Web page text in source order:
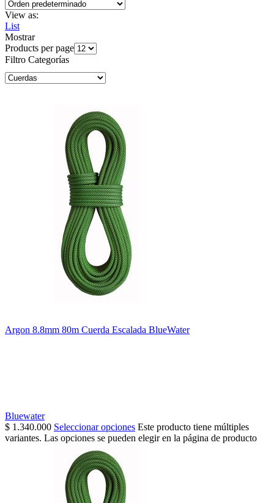
View as:
List
Mostrar
Products per page
Filtro Categorías
Argon 8.8mm 80m Cuerda Escalada BlueWater
Bluewater
$ 1.340.000 Seleccionar opciones Este producto tiene múltiples
variantes. Las opciones se pueden elegir en la página de producto